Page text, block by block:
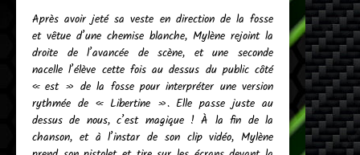
Après avoir jeté sa veste en direction de la fosse
et vêtue d’une chemise blanche, Mylène rejoint la
droite de l’avancée de scène, et une seconde
nacelle l’élève cette fois au dessus du public côté
« est » de la fosse pour interpréter une version
rythmée de « Libertine ». Elle passe juste au
dessus de nous, c’est magique ! À la fin de la
chanson, et à l’instar de son clip vidéo, Mylène